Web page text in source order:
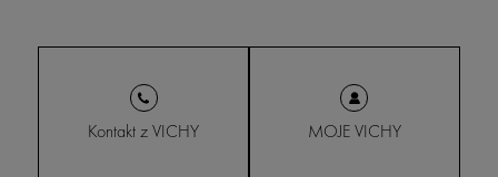
Kontakt z VICHY MOJE VICHY